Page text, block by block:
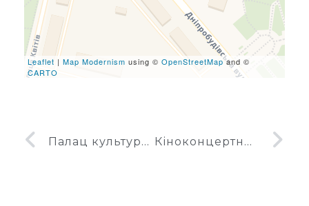
Leaflet | Map Modernism using © OpenStreetMapand ©
CARTO
Палац культури Хімік у Дніпродзержинську Кіноконцертний зал Мир